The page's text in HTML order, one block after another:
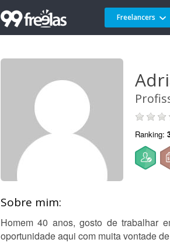
Freelancers
Ranking:
Sobre mim:
Homem 40 anos, gosto de trabalhar
oportunidade aqui com muita vontade